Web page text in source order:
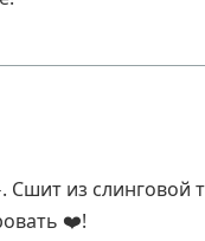
из слинговой
❤️!